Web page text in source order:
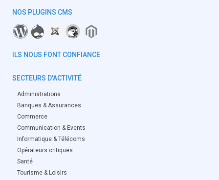
NOS PLUGINS CMS
ILS NOUS FONT CONFIANCE
SECTEURS D'ACTIVITÉ
Administrations
Banques & Assurances
Commerce
Communication & Events
Informatique & Télécoms
Opérateurs critiques
Santé
Tourisme & Loisirs